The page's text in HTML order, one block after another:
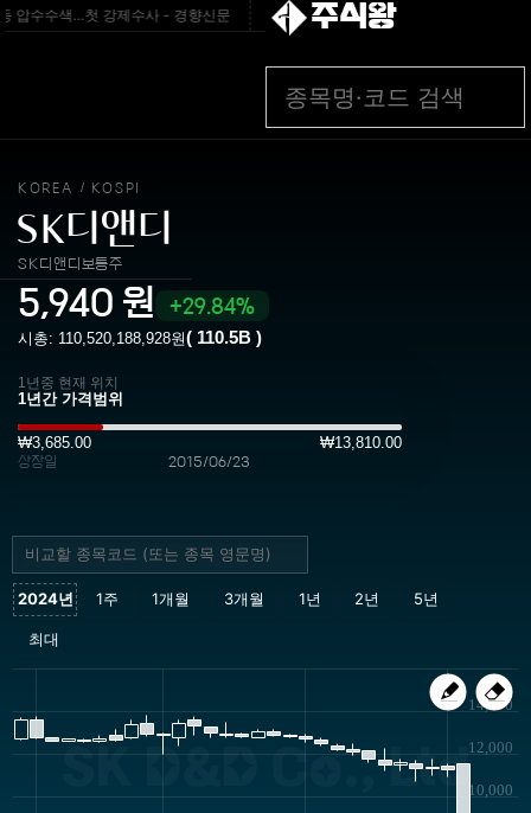
수수색…첫 강제수사 - 경향신문 [속보] 경찰, ‘홍명보 선임 논란’ 대한축구협
주식왕
KOREA / KOSPI
SK디앤디
SK디앤디보통주
5,940 원 29.84%
시총: 110,520,188,928원( 110.5B )
1년중 현재 위치
₩3,685.00 ₩13,810.00
상장일 2015/06/23
SK D&D Co., Ltd10,000
12,000
14,000